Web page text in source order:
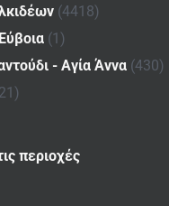
(4418)
(1)
- Αγία Άννα (430)
περιοχές